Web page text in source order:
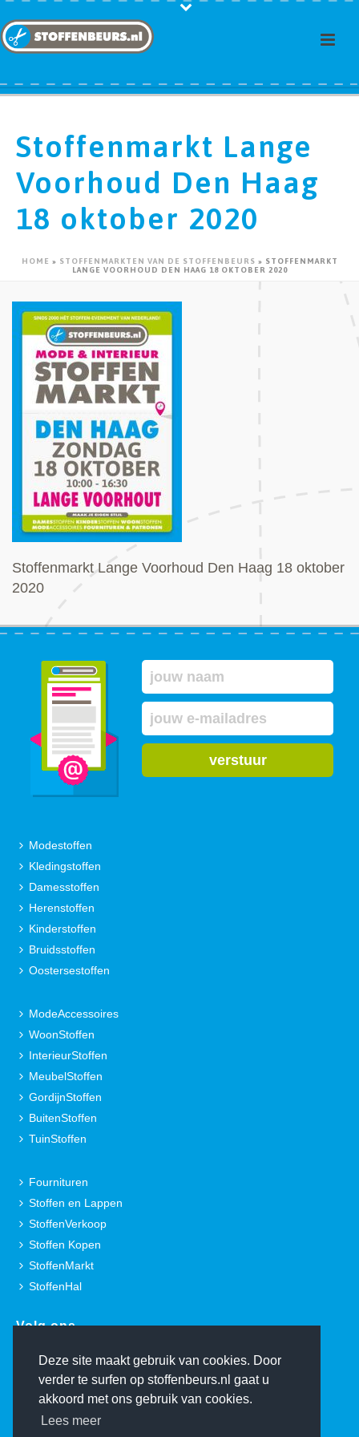
Deze site maakt gebruik van cookies. Door
verder te surfen op stoffenbeurs.nl gaat u
akkoord met ons gebruik van cookies.
Lees meer
Stoffenmarkt Lange
Voorhoud Den Haag
18 oktober 2020
HOME » STOFFENMARKTEN VAN DE STOFFENBEURS » STOFFENMARKT
LANGE VOORHOUD DEN HAAG 18 OKTOBER 2020
Stoffenmarkt Lange Voorhoud Den Haag 18 oktober
2020
verstuur
Modestoffen
Kledingstoffen
Damesstoffen
Herenstoffen
Kinderstoffen
Bruidsstoffen
Oostersestoffen
ModeAccessoires
WoonStoffen
InterieurStoffen
MeubelStoffen
GordijnStoffen
BuitenStoffen
TuinStoffen
Fournituren
Stoffen en Lappen
StoffenVerkoop
Stoffen Kopen
StoffenMarkt
StoffenHal
Volg ons.
© Copyright 2000-2026 De Stoffenbeurs - Ontwerp: